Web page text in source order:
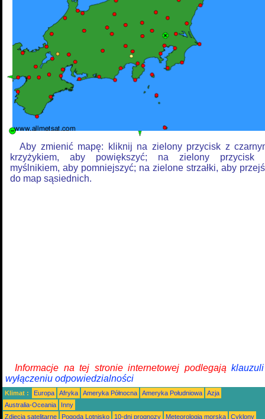
Aby zmienić mapę: kliknij na zielony przycisk z
krzyżykiem, aby powiększyć; na zielony przycisk
myślnikiem, aby pomniejszyć; na zielone strzałki, aby
do map sąsiednich.
Informacje na tej stronie internetowej podlegają
wyłączeniu odpowiedzialności
Klimat : Europa Afryka Ameryka Północna Ameryka Południowa
Azja
Australia-Oceania
Inny
Zdjęcia satelitarne
Pogoda Lotnisko 10-dni prognozy Meteorologia morska Cyklony